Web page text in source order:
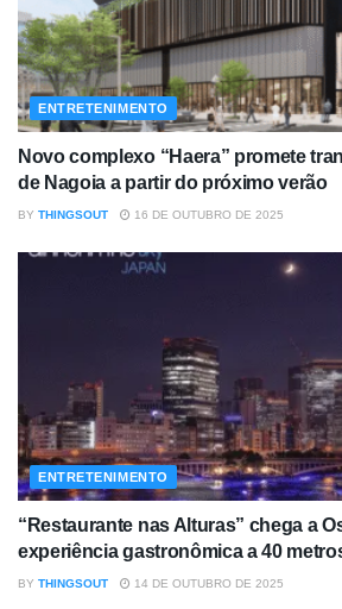
ENTRETENIMENTO
Novo complexo “Haera” promete
de Nagoia a partir do próximo verão
BY THINGSOUT 16 DE OUTUBRO DE 2025
ENTRETENIMENTO
“Restaurante nas Alturas” chega a
experiência gastronômica a 40
BY THINGSOUT 14 DE OUTUBRO DE 2025